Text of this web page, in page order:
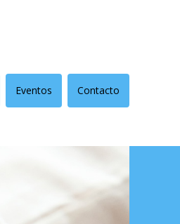
Eventos Contacto